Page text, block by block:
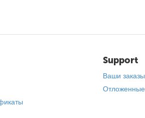
Support
Ваши заказы
Отложенные